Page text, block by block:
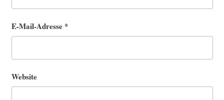
E-Mail-Adresse *
Website